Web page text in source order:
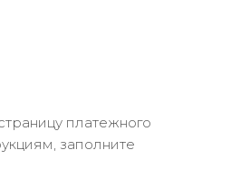
платежного
заполните